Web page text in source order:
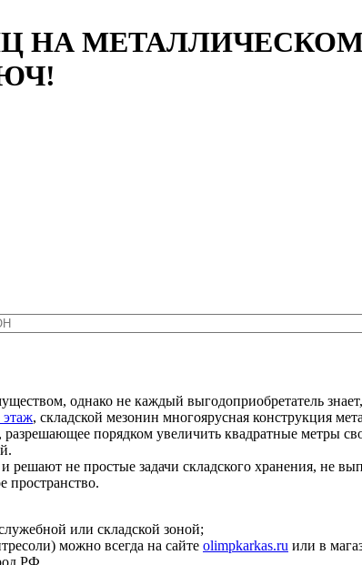
НА
однако не каждый выгодоприобретатель
этаж, складской мезонин многоярусная конструкция
порядком увеличить квадратные метры
не простые задачи складского хранения, не
пространство.
или складской зоной;
можно всегда на сайте olimpkarkas.ru или в